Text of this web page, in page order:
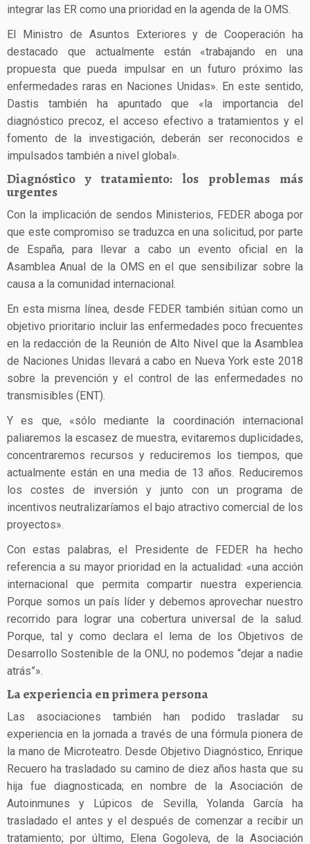
integrar las ER como una prioridad en la agenda de la OMS.
El Ministro de Asuntos Exteriores y de Cooperación ha
destacado que actualmente están «trabajando en una
propuesta que pueda impulsar en un futuro próximo las
enfermedades raras en Naciones Unidas». En este sentido,
Dastis también ha apuntado que «la importancia del
diagnóstico precoz, el acceso efectivo a tratamientos y el
fomento de la investigación, deberán ser reconocidos e
impulsados también a nivel global».
Diagnóstico y tratamiento: los problemas más
urgentes
Con la implicación de sendos Ministerios, FEDER aboga por
que este compromiso se traduzca en una solicitud, por parte
de España, para llevar a cabo un evento oficial en la
Asamblea Anual de la OMS en el que sensibilizar sobre la
causa a la comunidad internacional.
En esta misma línea, desde FEDER también sitúan como un
objetivo prioritario incluir las enfermedades poco frecuentes
en la redacción de la Reunión de Alto Nivel que la Asamblea
de Naciones Unidas llevará a cabo en Nueva York este 2018
sobre la prevención y el control de las enfermedades no
transmisibles (ENT).
Y es que, «sólo mediante la coordinación internacional
paliaremos la escasez de muestra, evitaremos duplicidades,
concentraremos recursos y reduciremos los tiempos, que
actualmente están en una media de 13 años. Reduciremos
los costes de inversión y junto con un programa de
incentivos neutralizaríamos el bajo atractivo comercial de los
proyectos».
Con estas palabras, el Presidente de FEDER ha hecho
referencia a su mayor prioridad en la actualidad: «una acción
internacional que permita compartir nuestra experiencia.
Porque somos un país líder y debemos aprovechar nuestro
recorrido para lograr una cobertura universal de la salud.
Porque, tal y como declara el lema de los Objetivos de
Desarrollo Sostenible de la ONU, no podemos “dejar a nadie
atrás”».
La experiencia en primera persona
Las asociaciones también han podido trasladar su
experiencia en la jornada a través de una fórmula pionera de
la mano de Microteatro. Desde Objetivo Diagnóstico, Enrique
Recuero ha trasladado su camino de diez años hasta que su
hija fue diagnosticada; en nombre de la Asociación de
Autoinmunes y Lúpicos de Sevilla, Yolanda García ha
trasladado el antes y el después de comenzar a recibir un
tratamiento; por último, Elena Gogoleva, de la Asociación